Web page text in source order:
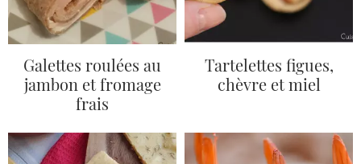
Galettes roulées au
jambon et fromage
frais
Tartelettes figues,
chèvre et miel